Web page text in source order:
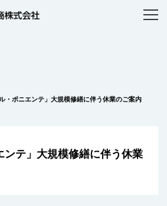
ル・ポニエンテ」大規模修繕に伴う休業のご案内
ンテ」大規模修繕に伴う休業